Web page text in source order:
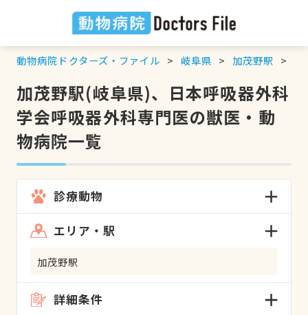
動物病院ドクターズ・ファイル 岐阜県 加茂野駅
加茂野駅(岐阜県)、日本呼吸器外科
学会呼吸器外科専門医の獣医・動
物病院一覧
診療動物
エリア・駅
加茂野駅
詳細条件